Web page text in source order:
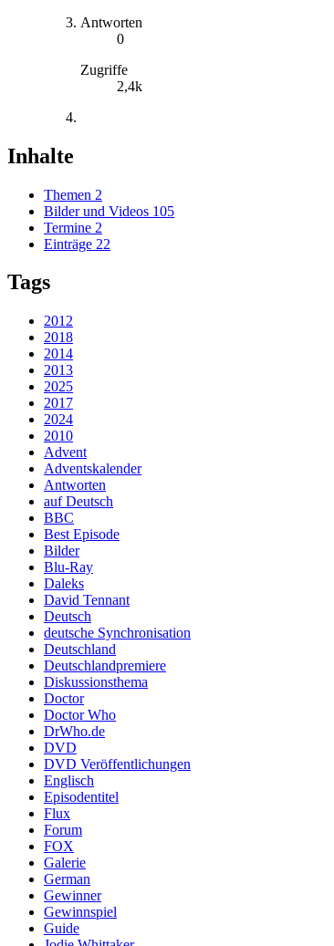
Antworten
0
Zugriffe
2,4k
Inhalte
Themen 2
Bilder und Videos 105
Termine 2
Einträge 22
Tags
2012
2018
2014
2013
2025
2017
2024
2010
Advent
Adventskalender
Antworten
auf Deutsch
BBC
Best Episode
Bilder
Blu-Ray
Daleks
David Tennant
Deutsch
deutsche Synchronisation
Deutschland
Deutschlandpremiere
Diskussionsthema
Doctor
Doctor Who
DrWho.de
DVD
DVD Veröffentlichungen
Englisch
Episodentitel
Flux
Forum
FOX
Galerie
German
Gewinner
Gewinnspiel
Guide